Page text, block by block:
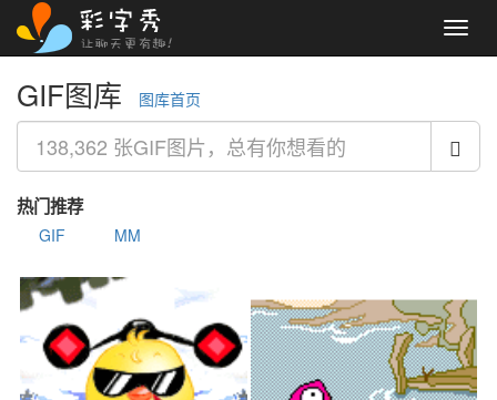
GIF图库 图库首页
热门推荐
GIF MM